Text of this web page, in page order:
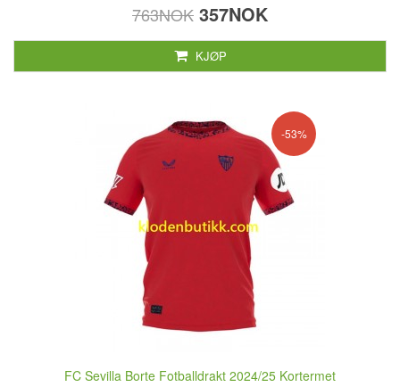
763NOK 357NOK
KJØP
-53%
FC Sevilla Borte Fotballdrakt 2024/25 Kortermet